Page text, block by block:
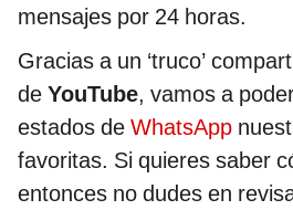
mensajes por 24 horas.
Gracias a un ‘truco’
de YouTube, vamos a
estados de WhatsApp
favoritas. Si quieres saber
entonces no dudes en